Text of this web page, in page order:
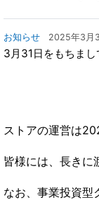
お知らせ 2025年3月
3月31日をもちまし
ストアの運営は
皆様には、長きに
なお、事業投資型